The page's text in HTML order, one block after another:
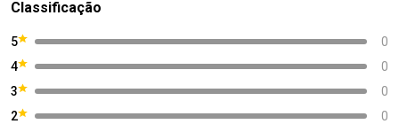
Classificação
5
0
4
0
3
0
2
0